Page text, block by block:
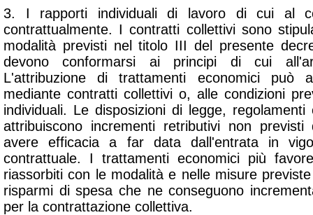
3. I rapporti individuali di lavoro di cui al
contrattualmente. I contratti collettivi sono
modalità previsti nel titolo III del presente
devono conformarsi ai principi di cui
L'attribuzione di trattamenti economici può
mediante contratti collettivi o, alle condizioni
individuali. Le disposizioni di legge,
attribuiscono incrementi retributivi non
avere efficacia a far data dall'entrata in
contrattuale. I trattamenti economici più
riassorbiti con le modalità e nelle misure
risparmi di spesa che ne conseguono
per la contrattazione collettiva.